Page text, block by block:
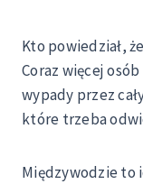
Kto powiedział,
Coraz więcej
wypady przez
które trzeba
Międzywodzie to